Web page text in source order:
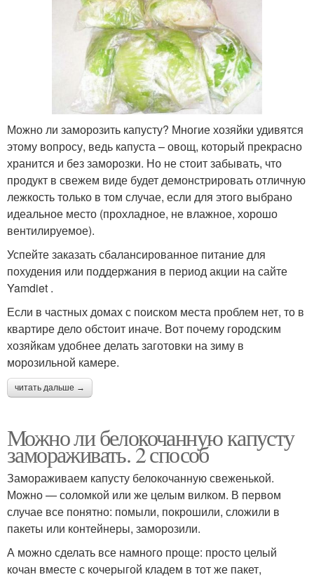
Можно ли заморозить капусту? Многие хозяйки удивятся
этому вопросу, ведь капуста – овощ, который прекрасно
хранится и без заморозки. Но не стоит забывать, что
продукт в свежем виде будет демонстрировать отличную
лежкость только в том случае, если для этого выбрано
идеальное место (прохладное, не влажное, хорошо
вентилируемое).
Успейте заказать сбалансированное питание для
похудения или поддержания в период акции на сайте
Yamdiet .
Если в частных домах с поиском места проблем нет, то в
квартире дело обстоит иначе. Вот почему городским
хозяйкам удобнее делать заготовки на зиму в
морозильной камере.
читать дальше →
Можно ли белокочанную капусту
замораживать. 2 способ
Замораживаем капусту белокочанную свеженькой.
Можно — соломкой или же целым вилком. В первом
случае все понятно: помыли, покрошили, сложили в
пакеты или контейнеры, заморозили.
А можно сделать все намного проще: просто целый
кочан вместе с кочерыгой кладем в тот же пакет,